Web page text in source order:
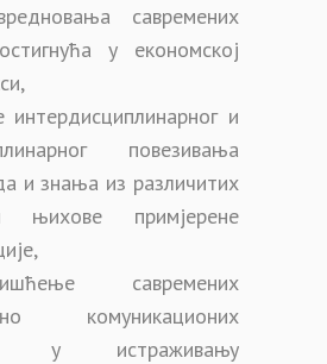
савремених
у економској
интердисциплинарног и
повезивања
и знања из различитих
њихове примјерене
савремених
комуникационих
у истраживању